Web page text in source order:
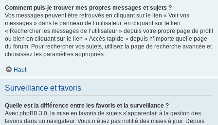
Comment puis-je trouver mes propres messages et sujets ?
Vos messages peuvent être retrouvés en cliquant sur le lien « Voir vos
messages » dans le panneau de l’utilisateur, en cliquant sur le lien
« Rechercher les messages de l’utilisateur » depuis votre propre page de profil
ou bien en cliquant sur le lien « Accès rapide » depuis n’importe quelle page
du forum. Pour rechercher vos sujets, utilisez la page de recherche avancée et
choisissez les paramètres appropriés.
Haut
Surveillance et favoris
Quelle est la différence entre les favoris et la surveillance ?
Avec phpBB 3.0, la mise en favoris de sujets s’apparentait à la gestion des
favoris dans un navigateur. Vous n’étiez pas notifié des mises à jour. Depuis